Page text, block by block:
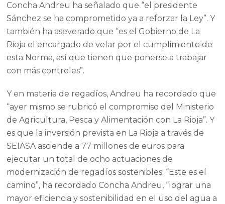
Concha Andreu ha señalado que “el presidente
Sánchez se ha comprometido ya a reforzar la Ley”. Y
también ha aseverado que “es el Gobierno de La
Rioja el encargado de velar por el cumplimiento de
esta Norma, así que tienen que ponerse a trabajar
con más controles”.
Y en materia de regadíos, Andreu ha recordado que
“ayer mismo se rubricó el compromiso del Ministerio
de Agricultura, Pesca y Alimentación con La Rioja”. Y
es que la inversión prevista en La Rioja a través de
SEIASA asciende a 77 millones de euros para
ejecutar un total de ocho actuaciones de
modernización de regadíos sostenibles. “Este es el
camino”, ha recordado Concha Andreu, “lograr una
mayor eficiencia y sostenibilidad en el uso del agua a